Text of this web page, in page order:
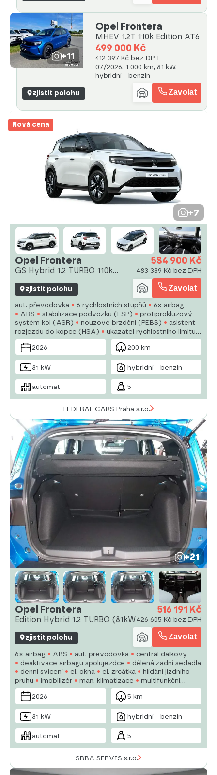
+11
Opel Frontera
MHEV 1.2T 110k Edition AT6
499 000 Kč
412 397 Kč bez DPH
07/2026, 1 000 km, 81 kW,
hybridní - benzin
zjistit polohu Zavolat
Nová cena
+7
Opel Frontera
GS Hybrid 1.2 TURBO 110k
584 900 Kč
483 389 Kč bez DPH
zjistit polohu Zavolat
aut. převodovka 6 rychlostních stupňů
6x airbag
ABS
stabilizace podvozku (ESP)
protiprokluzový
systém kol (ASR)
nouzové brzdění (PEBS)
asistent
rozjezdu do kopce (HSA)
ukazatel rychlostního limitu
(SLIF)
hlídání jízdního pruhu
hlídání mrtvého úhlu
sledování únavy řidiče
posilovač řízení
klimatizace
tempomat
2026 200 km
81 kW hybridní - benzin
automat 5
FEDERAL CARS Praha s.r.o.
+21
Opel Frontera
Edition Hybrid 1.2 TURBO (81kW
516 191 Kč
426 605 Kč bez DPH
zjistit polohu Zavolat
6x airbag ABS aut. převodovka
centrál dálkový
deaktivace airbagu spolujezdce
dělená zadní sedadla
denní svícení
el. okna el. zrcátka
hlídání jízdního
pruhu
imobilizér man. klimatizace
multifunkční
volant
nastavitelný volant
pohon 4x2
2026
5 km
81 kW hybridní - benzin
automat 5
SRBA SERVIS s.r.o.